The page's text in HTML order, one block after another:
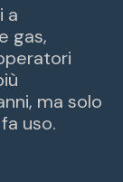
a
gas,
ma solo
uso.